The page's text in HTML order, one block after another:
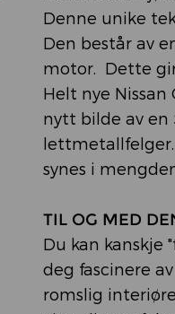
Denne unike
Den består av
motor. Dette
Helt nye
nytt bilde av en
lettmetallfelger.
synes i
TIL OG MED
Du kan kanskje
deg fascinere
romslig